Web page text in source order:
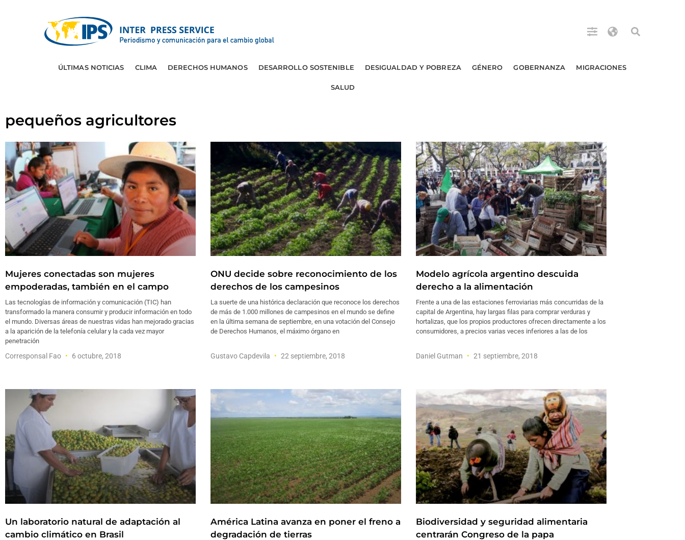
ÚLTIMAS NOTICIAS CLIMA DERECHOS HUMANOS DESARROLLO SOSTENIBLE DESIGUALDAD Y POBREZA GÉNERO GOBERNANZA MIGRACIONES
SALUD
pequeños agricultores
Mujeres conectadas son mujeres
empoderadas, también en el campo
Las tecnologías de información y comunicación (TIC) han
transformado la manera consumir y producir información en todo
el mundo. Diversas áreas de nuestras vidas han mejorado gracias
a la aparición de la telefonía celular y la cada vez mayor
penetración
Corresponsal Fao 6 octubre, 2018
ONU decide sobre reconocimiento de los
derechos de los campesinos
La suerte de una histórica declaración que reconoce los derechos
de más de 1.000 millones de campesinos en el mundo se define
en la última semana de septiembre, en una votación del Consejo
de Derechos Humanos, el máximo órgano en
Gustavo Capdevila 22 septiembre, 2018
Modelo agrícola argentino descuida
derecho a la alimentación
Frente a una de las estaciones ferroviarias más concurridas de la
capital de Argentina, hay largas filas para comprar verduras y
hortalizas, que los propios productores ofrecen directamente a los
consumidores, a precios varias veces inferiores a las de los
Daniel Gutman 21 septiembre, 2018
Un laboratorio natural de adaptación al
cambio climático en Brasil
América Latina avanza en poner el freno a
degradación de tierras
Biodiversidad y seguridad alimentaria
centrarán Congreso de la papa